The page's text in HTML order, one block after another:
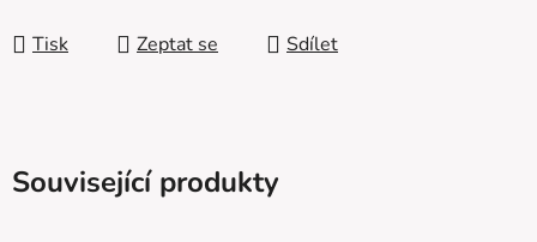
Tisk Zeptat se Sdílet
Související produkty